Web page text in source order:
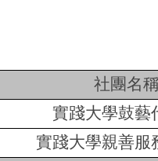
社團名
實踐大學鼓藝
實踐大學親善服